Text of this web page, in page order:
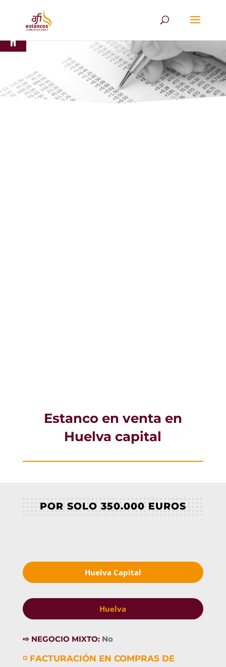
Estanco en venta en
Huelva capital
POR SOLO 350.000 EUROS
Huelva Capital
Huelva
⇨ NEGOCIO MIXTO: No
◽ FACTURACIÓN EN COMPRAS DE
Abrir barra de herramientas